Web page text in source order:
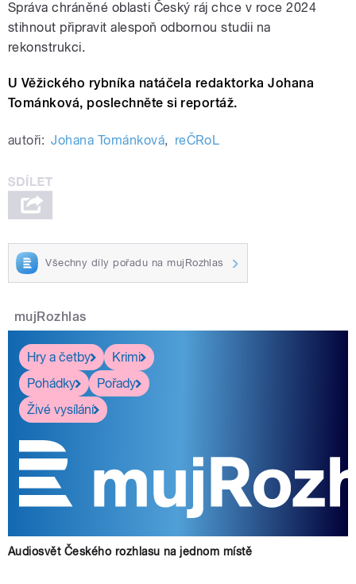
Správa chráněné oblasti Český ráj chce v roce 2024
stihnout připravit alespoň odbornou studii na
rekonstrukci.
U Věžického rybníka natáčela redaktorka Johana
Tománková, poslechněte si reportáž.
autoři: Johana Tománková, reČRoL
Všechny díly pořadu na mujRozhlas
mujRozhlas
Hry a četby
Krimi
Pohádky
Pořady
Živé vysílání
Audiosvět Českého rozhlasu na jednom místě